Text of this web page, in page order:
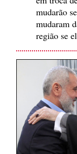
mudarão
mudaram
região se